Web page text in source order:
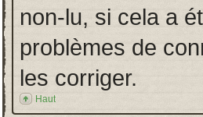
non-lu, si cela a
problèmes de
les corriger.
Haut